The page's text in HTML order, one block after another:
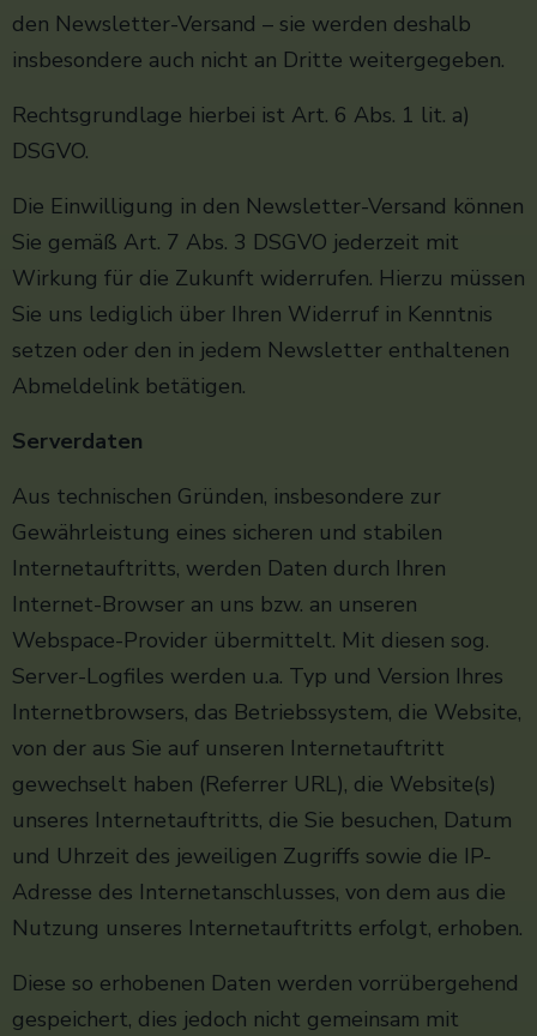
den Newsletter-Versand – sie werden deshalb
insbesondere auch nicht an Dritte weitergegeben.
Rechtsgrundlage hierbei ist Art. 6 Abs. 1 lit. a)
DSGVO.
Die Einwilligung in den Newsletter-Versand können
Sie gemäß Art. 7 Abs. 3 DSGVO jederzeit mit
Wirkung für die Zukunft widerrufen. Hierzu müssen
Sie uns lediglich über Ihren Widerruf in Kenntnis
setzen oder den in jedem Newsletter enthaltenen
Abmeldelink betätigen.
Serverdaten
Aus technischen Gründen, insbesondere zur
Gewährleistung eines sicheren und stabilen
Internetauftritts, werden Daten durch Ihren
Internet-Browser an uns bzw. an unseren
Webspace-Provider übermittelt. Mit diesen sog.
Server-Logfiles werden u.a. Typ und Version Ihres
Internetbrowsers, das Betriebssystem, die Website,
von der aus Sie auf unseren Internetauftritt
gewechselt haben (Referrer URL), die Website(s)
unseres Internetauftritts, die Sie besuchen, Datum
und Uhrzeit des jeweiligen Zugriffs sowie die IP-
Adresse des Internetanschlusses, von dem aus die
Nutzung unseres Internetauftritts erfolgt, erhoben.
Diese so erhobenen Daten werden vorrübergehend
gespeichert, dies jedoch nicht gemeinsam mit